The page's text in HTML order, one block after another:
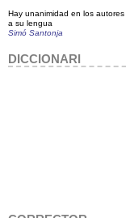
Hay unanimidad en los
a su lengua
Simó Santonja
DICCIONARI